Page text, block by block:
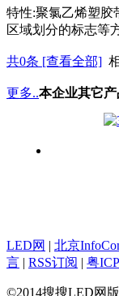
特性:聚氯乙烯塑胶
区域划分的标志等
共0条 [查看全部]
更多..本企业其它产
LED网 北京
言
RSS订阅 粤
©2014搜搜LED网